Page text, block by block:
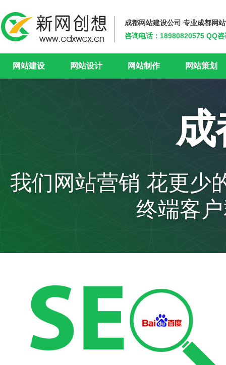
成都网站建设公司 专业成都网
咨询电话：18980820575 QQ
网站建设 网站设计 网站制作 网站策划
我们网站营销 花更少
终端客